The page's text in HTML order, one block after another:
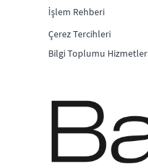
İşlem Rehberi
Çerez Tercihleri
Bilgi Toplumu